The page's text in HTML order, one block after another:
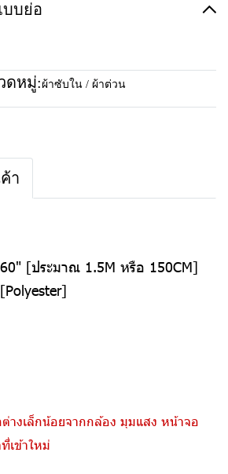
บย่อ
ดหมู่: ผ้าซับใน / ผ้าต่วน
า
[ประมาณ 1.5M หรือ 150CM]
างเล็กน้อยจากกล้อง มุมแสง หน้าจอ
เข้าใหม่